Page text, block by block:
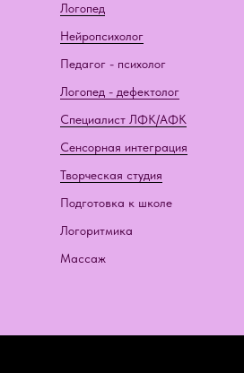
Логопед
Нейропсихолог
Педагог - психолог
Логопед - дефектолог
Специалист ЛФК/АФК
Сенсорная интеграция
Творческая студия
Подготовка к школе
Логоритмика
Массаж